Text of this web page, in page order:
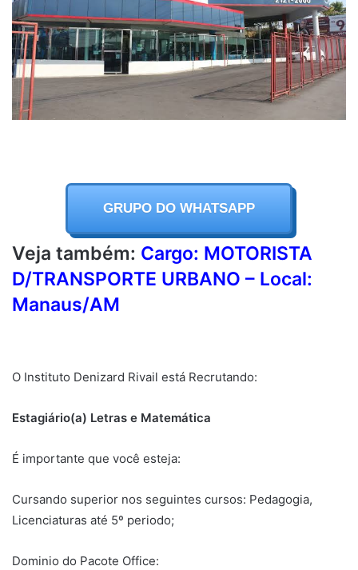
GRUPO DO WHATSAPP
Veja também: Cargo: MOTORISTA
D/TRANSPORTE URBANO – Local:
Manaus/AM
O Instituto Denizard Rivail está Recrutando:
Estagiário(a) Letras e Matemática
É importante que você esteja:
Cursando superior nos seguintes cursos: Pedagogia,
Licenciaturas até 5º periodo;
Dominio do Pacote Office: